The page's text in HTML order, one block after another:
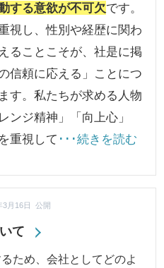
する意欲が不可欠です。
視し、性別や経歴に関わ
ることこそが、社是に掲
信頼に応える」ことにつ
す。私たちが求める人物
ンジ精神」「向上心」
重視して ･･･続きを読む
て
3月16日 公開
ため、会社としてどのよ